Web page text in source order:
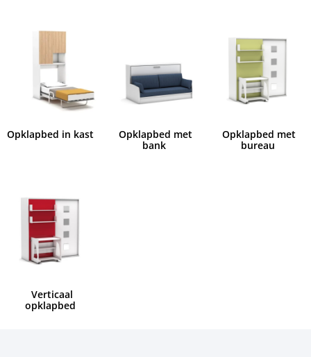
Opklapbed in kast
Opklapbed met
bank
Opklapbed met
bureau
Verticaal
opklapbed